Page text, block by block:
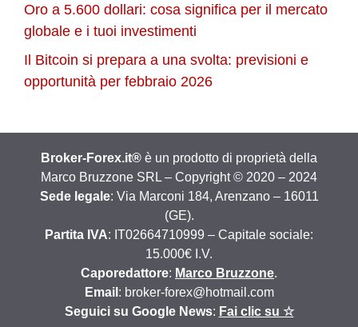
Oro a 5.600 dollari: cosa significa per il mercato
globale e i tuoi investimenti
Il Bitcoin si prepara a una svolta: previsioni e
opportunità per febbraio 2026
Broker-Forex.it® è un prodotto di proprietà della
Marco Bruzzone SRL – Copyright © 2020 – 2024
Sede legale: Via Marconi 184, Arenzano – 16011
(GE).
Partita IVA: IT02664710999 – Capitale sociale:
15.000€ I.V.
Caporedattore: Marco Bruzzone.
Email : broker-forex@hotmail.com
Seguici su Google News: Fai clic su ☆